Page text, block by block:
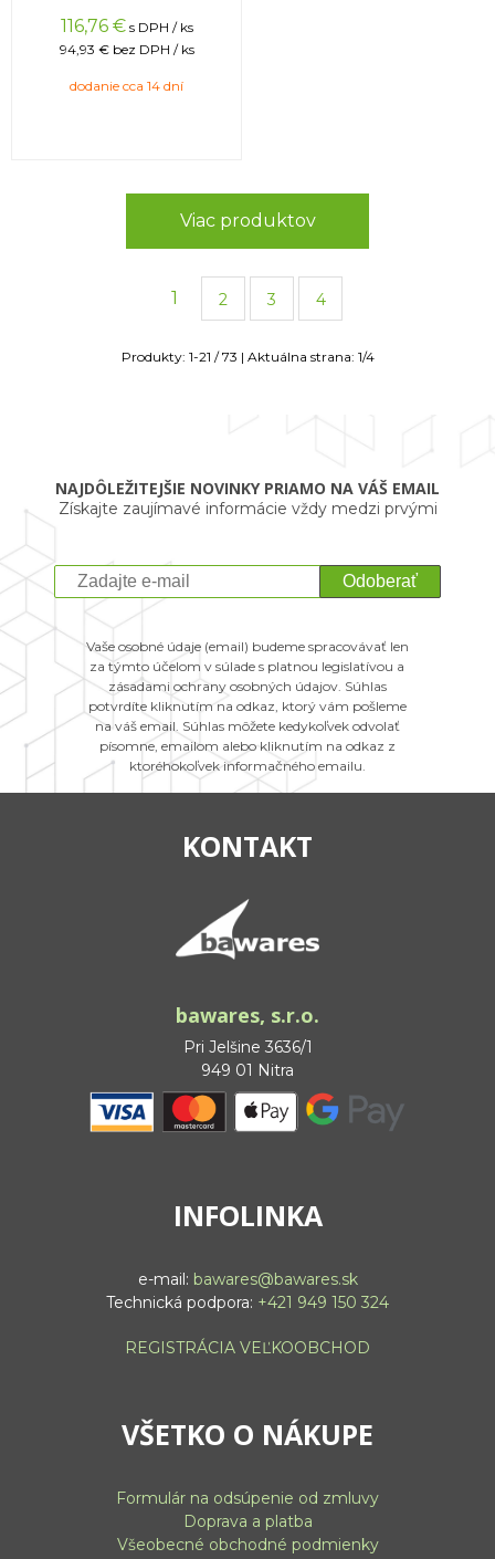
116,76 € s DPH / ks
94,93 € bez DPH / ks
dodanie cca 14 dní
Viac produktov
1 2 3 4
Produkty: 1-21 /73 | Aktuálna strana: 1/4
NAJDÔLEŽITEJŠIE NOVINKY PRIAMO NA VÁŠ EMAIL
Získajte zaujímavé informácie vždy medzi prvými
Odoberať
Vaše osobné údaje (email) budeme spracovávať len
za týmto účelom v súlade s platnou legislatívou a
zásadami ochrany osobných údajov. Súhlas
potvrdíte kliknutím na odkaz, ktorý vám pošleme
na váš email. Súhlas môžete kedykoľvek odvolať
písomne, emailom alebo kliknutím na odkaz z
ktoréhokoľvek informačného emailu.
KONTAKT
bawares, s.r.o.
Pri Jelšine 3636/1
949 01 Nitra
INFOLINKA
e-mail: bawares@bawares.sk
Technická podpora: +421 949 150 324
REGISTRÁCIA VEĽKOOBCHOD
VŠETKO O NÁKUPE
Formulár na odsúpenie od zmluvy
Doprava a platba
Všeobecné obchodné podmienky